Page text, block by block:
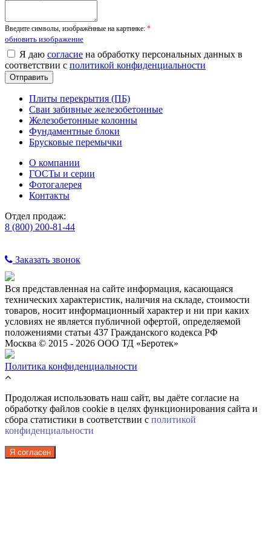
Введите символы, изображённые на картинке: *
обновить изображение
Я даю согласие на обработку персональных данных в
соответствии с политикой конфиденциальности
Плиты перекрытия (ПБ)
Сваи забивные железобетонные
Железобетонные колонны
Фундаментные блоки
Брусковые перемычки
О компании
ГОСТы и серии
Фотогалерея
Контакты
Отдел продаж:
8 (800) 200-81-44
Заказать звонок
Вся представленная на сайте информация, касающаяся
технических характеристик, наличия на складе, стоимости
товаров, носит информационный характер и ни при каких
условиях не является публичной офертой, определяемой
положениями статьи 437 Гражданского кодекса РФ
Москва © 2015 - 2026 ООО ТД «Беротек»
Политика конфиденциальности
Продолжая использовать наш сайт, вы даёте согласие на
обработку файлов cookie в целях функционирования сайта и
сбора статистики в соответствии с политикой
конфиденциальности
Я согласен